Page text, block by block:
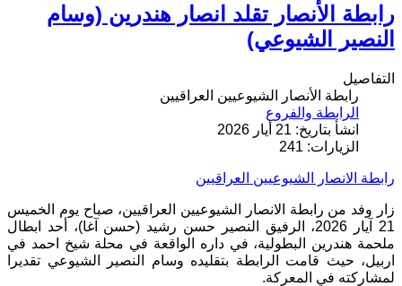
رابطة الأنصار تقلد انصار هندرين (وسام
النصير الشيوعي)
التفاصيل
رابطة الأنصار الشيوعيين العراقيين
الرابطة والفروع
انشأ بتاريخ: 21 أيار 2026
الزيارات: 241
رابطة الانصار الشيوعيين العراقيين
زار وفد من رابطة الانصار الشيوعيين العراقيين، صباح يوم الخميس
21
آيار ، الرفيق النصير حسن رشيد (حسن آغا)، أحد ابطال
ملحمة هندرين البطولية، في داره الواقعة في محلة شيخ احمد في
اربيل، حيث قامت الرابطة بتقليده وسام النصير الشيوعي تقديرا
لمشاركته في المعركة.